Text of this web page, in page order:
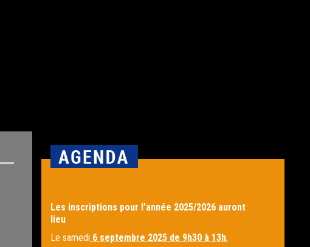
Les inscriptions pour l’année 2025/2026 auront
lieu
Le samedi 6 septembre 2025 de 9h30 à 13h,